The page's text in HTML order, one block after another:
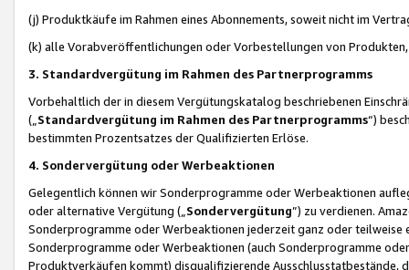
(j) Produktkäufe im Rahmen eines Abonnements, soweit nicht im
(k) alle Vorabveröffentlichungen oder Vorbestellungen von
3. Standardvergütung im Rahmen des Partnerprogramms
Vorbehaltlich der in diesem Vergütungskatalog beschriebenen
(„ Standardvergütung im Rahmen des Partnerprogramms“)
bestimmten Prozentsatzes der Qualifizierten Erlöse.
4. Sondervergütung oder Werbeaktionen
Gelegentlich können wir Sonderprogramme oder Werbeaktionen
oder alternative Vergütung („ Sondervergütung”) zu verdienen.
Sonderprogramme oder Werbeaktionen jederzeit ganz oder
Sonderprogramme oder Werbeaktionen (auch Sonderprogramme
Produktverkäufen kommt) disqualifizierende Ausschlusstatbestände,